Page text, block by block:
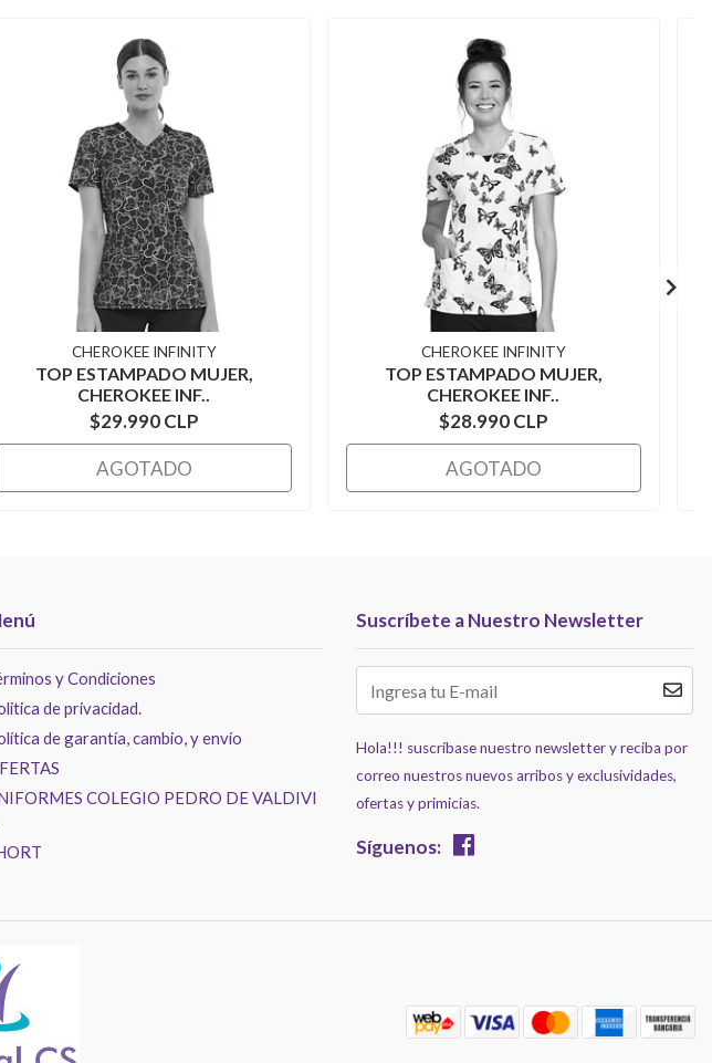
CHEROKEE INFINITY
TOP ESTAMPADO MUJER,
CHEROKEE INF..
$29.990 CLP
AGOTADO
CHEROKEE INFINITY
TOP ESTAMPADO MUJER,
CHEROKEE INF..
$28.990 CLP
AGOTADO
y Condiciones
de privacidad.
de garantía, cambio, y envío
COLEGIO PEDRO DE VALDIVI
Suscríbete a Nuestro Newsletter
Hola!!! suscríbase nuestro newsletter y reciba por
correo nuestros nuevos arribos y exclusividades,
ofertas y primicias.
Síguenos: